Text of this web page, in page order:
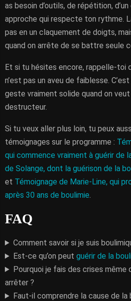
as besoin d’outils, de répétition,
approche qui respecte ton rythme.
pas en un claquement de doigts,
quand on arrête de se battre seule
Et si tu hésites encore, rappelle-toi
n’est pas un aveu de faiblesse.
geste vraiment solide quand on
destructeur.
Si tu veux aller plus loin, tu peux
témoignages sur le programme :
qui commence vraiment à guérir de
de Solange, dont la guérison de la
et Témoignage de Marie-Line, qui
après 30 ans de boulimie.
FAQ
Comment savoir si je suis
Est-ce qu’on peut guérir de la
Pourquoi je fais des crises même
arrêter ?
Faut-il comprendre la cause de la